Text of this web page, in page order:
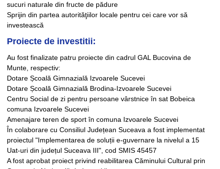
sucuri naturale din fructe de pădure
Sprijin din partea autorităţiilor locale pentru cei care vor să
investească
Proiecte de investitii:
Au fost finalizate patru proiecte din cadrul GAL Bucovina de
Munte, respectiv:
Dotare Școală Gimnazială Izvoarele Sucevei
Dotare Școală Gimnazială Brodina-Izvoarele Sucevei
Centru Social de zi pentru persoane vârstnice în sat Bobeica
comuna Izvoarele Sucevei
Amenajare teren de sport în comuna Izvoarele Sucevei
În colaborare cu Consiliul Județean Suceava a fost implementat
proiectul "Implementarea de soluții e-guvernare la nivelul a 15
Uat-uri din județul Suceava III", cod SMIS 45457
A fost aprobat proiect privind reabilitarea Căminului Cultural prin